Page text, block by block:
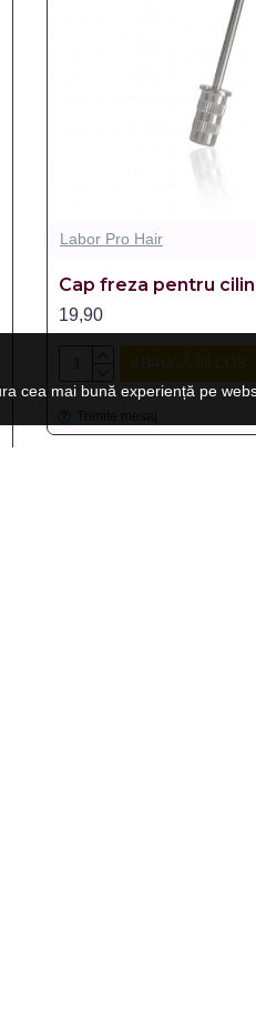
Labor Pro Hair
Cap freza pentru
19,90
cea mai bună experiență pe